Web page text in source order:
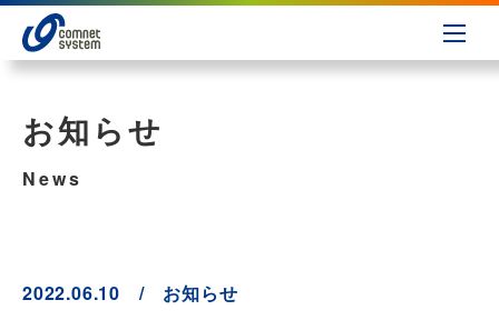
お知らせ
News
2022.06.10 / お知らせ